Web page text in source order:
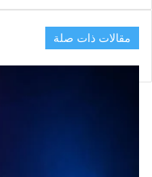
مقالات ذات صلة